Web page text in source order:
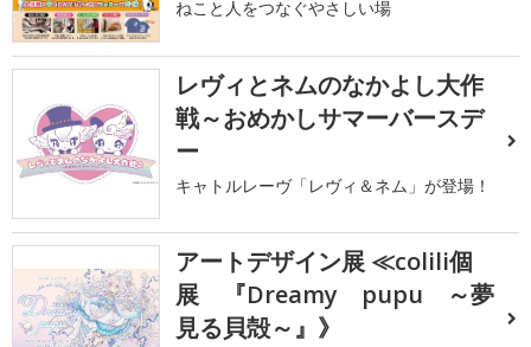
ねこと人をつなぐやさしい場
レヴィとネムのなかよし大作
戦～おめかしサマーバースデ
ー
キャトルレーヴ「レヴィ＆ネム」が登場！
アートデザイン展 ≪colili個
展 『Dreamy pupu ～夢
見る貝殻～』》